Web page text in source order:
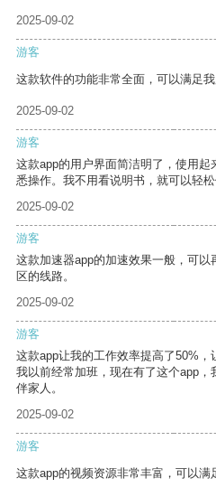
2025-09-02
游客
这款软件的功能非常全面，可以满足我
2025-09-02
游客
这款app的用户界面简洁明了，使用
悉操作。我不用看说明书，就可以轻松
2025-09-02
游客
这款加速器app的加速效果一般，可
区的线路。
2025-09-02
游客
这款app让我的工作效率提高了50%，
我以前经常加班，现在有了这个app
伴家人。
2025-09-02
游客
这款app的视频资源非常丰富，可以满